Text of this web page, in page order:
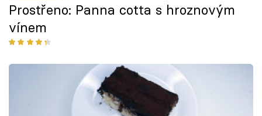
Prostřeno: Panna cotta s hroznovým
vínem